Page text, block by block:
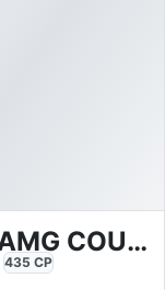
Mercedes-Benz GLE 53 AMG COUPE 4MATIC
435 CP